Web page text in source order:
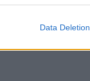
Data Deletion